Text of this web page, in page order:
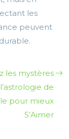
les
peuvent
les mystères
de
pour mieux
S’Aimer